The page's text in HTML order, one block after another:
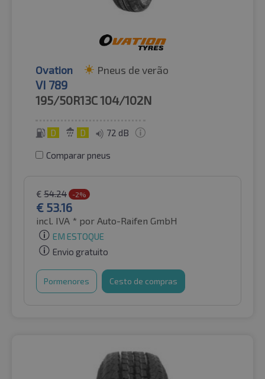
Ovation Pneus de verão
VI 789
195/50R13C104/102N
D D 72 dB
Comparar pneus
€ 54.24 -2%
€ 53.16
incl. IVA * por Auto-Raifen GmbH
EM ESTOQUE
Envio gratuito
Pormenores Cesto de compras